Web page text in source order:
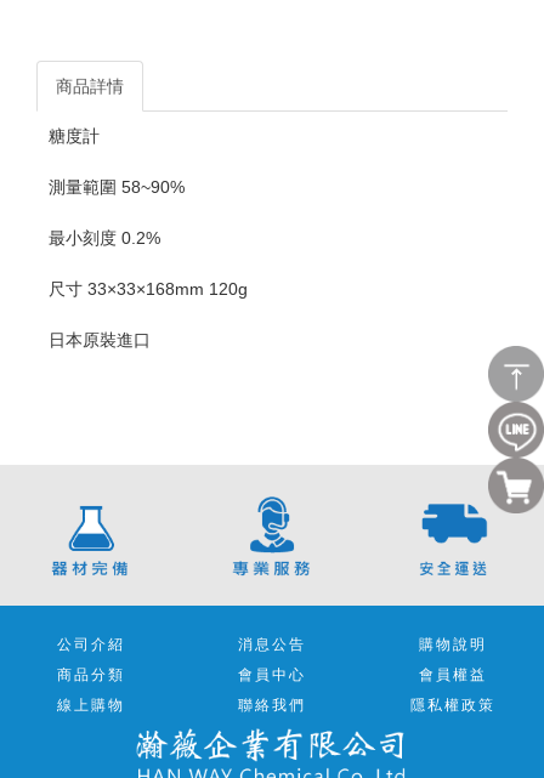
商品詳情
糖度計
測量範圍 58~90%
最小刻度 0.2%
尺寸 33×33×168mm 120g
日本原裝進口
公司介紹 消息公告
購物說明
商品分類
會員中心
會員權益
線上購物
聯絡我們 隱私權政策